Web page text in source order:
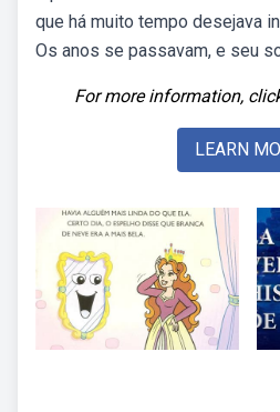
que há muito tempo desejava
Os anos se passavam, e seu
For more information,
LEARN